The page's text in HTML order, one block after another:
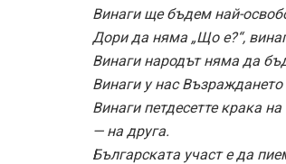
Винаги ще бъдем най-
Дори да няма „Що е?“,
Винаги народът няма да
Винаги у нас
Винаги петдесетте крака
— на друга.
Българската участ е да